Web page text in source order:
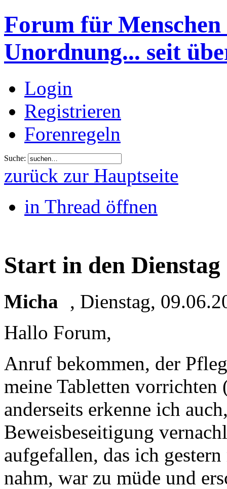
Forum für
Unordnung... seit
Login
Registrieren
Forenregeln
Suche:
zurück zur Hauptseite
in Thread öffnen
Start in den Dienstag
Micha , Dienstag,
Hallo Forum,
Anruf bekommen, der
meine Tabletten
anderseits erkenne ich
Beweisbeseitigung
aufgefallen, das ich
nahm, war zu müde und